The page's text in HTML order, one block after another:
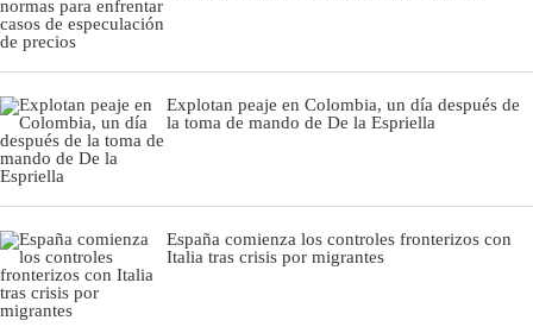
Explotan peaje en Colombia, un día después de
la toma de mando de De la Espriella
España comienza los controles fronterizos con
Italia tras crisis por migrantes